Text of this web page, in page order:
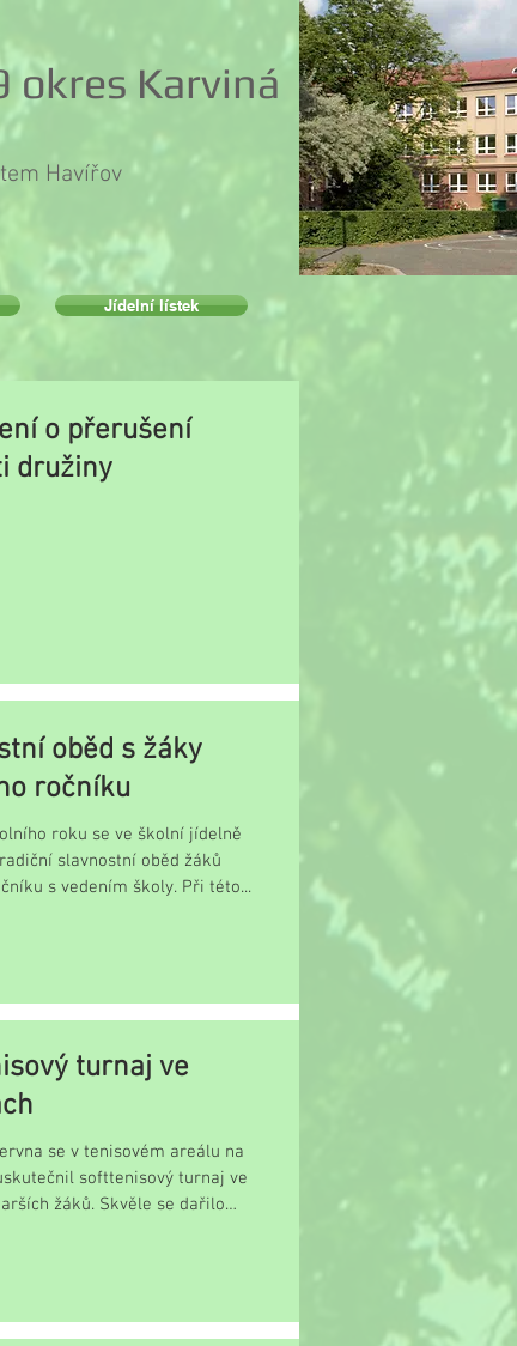
okres Karviná
Havířov
o přerušení
družiny
oběd s žáky
ročníku
roku se ve školní jídelně
slavnostní oběd žáků
s vedením školy. Při této...
turnaj ve
se v tenisovém areálu na
softtenisový turnaj ve
žáků. Skvěle se dařilo
Jídelní lístek